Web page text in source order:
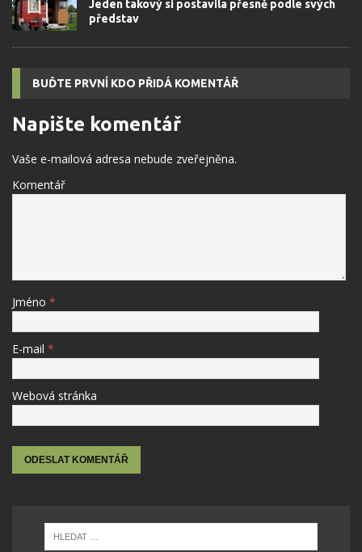
Jeden takový si postavila přesně podle svých
představ
BUĎTE PRVNÍ KDO PŘIDÁ KOMENTÁŘ
Napište komentář
Vaše e-mailová adresa nebude zveřejněna.
Komentář
Jméno *
E-mail *
Webová stránka